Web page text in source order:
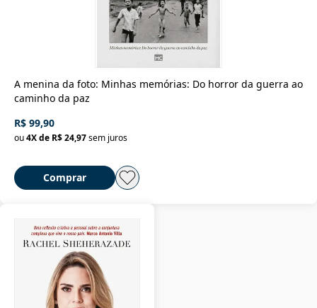
A menina da foto: Minhas memórias: Do horror da guerra ao
caminho da paz
R$ 99,90
ou4X de R$ 24,97sem juros
Comprar